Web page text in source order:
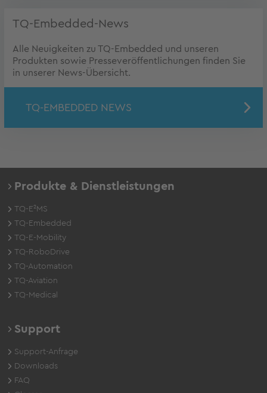
TQ-Embedded-News
Alle Neuigkeiten zu TQ-Embedded und unseren
Produkten sowie Presseveröffentlichungen finden Sie
in unserer News-Übersicht.
TQ-EMBEDDED NEWS
Produkte & Dienstleistungen
TQ-E²MS
TQ-Embedded
TQ-E-Mobility
TQ-RoboDrive
TQ-Automation
TQ-Aviation
TQ-Medical
Support
Support-Anfrage
Downloads
FAQ